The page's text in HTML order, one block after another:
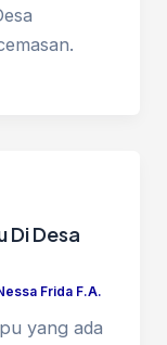
Di Desa
Frida F.A.
yang ada